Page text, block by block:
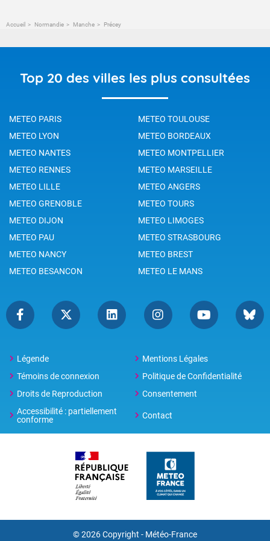
Accueil Normandie Manche Précey
Top 20 des villes les plus consultées
METEO PARIS
METEO TOULOUSE
METEO LYON
METEO BORDEAUX
METEO NANTES
METEO MONTPELLIER
METEO RENNES
METEO MARSEILLE
METEO LILLE
METEO ANGERS
METEO GRENOBLE
METEO TOURS
METEO DIJON
METEO LIMOGES
METEO PAU
METEO STRASBOURG
METEO NANCY
METEO BREST
METEO BESANCON
METEO LE MANS
Légende
Mentions Légales
Témoins de connexion
Politique de Confidentialité
Droits de Reproduction
Consentement
Accessibilité : partiellement
conforme
Contact
© 2026 Copyright - Météo-France